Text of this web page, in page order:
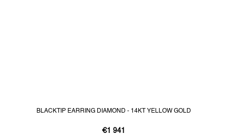
BLACKTIP EARRING DIAMOND - 14KT YELLOW GOLD
€1 941